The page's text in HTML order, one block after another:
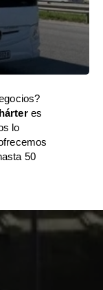
es
lo
50